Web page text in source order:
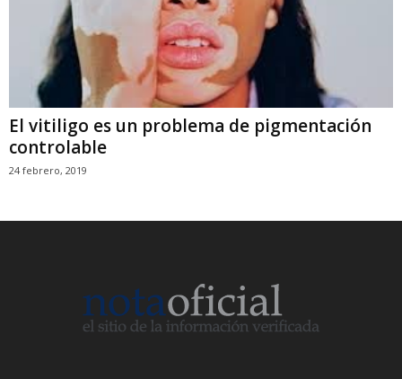
El vitiligo es un problema de pigmentación
controlable
24 febrero, 2019